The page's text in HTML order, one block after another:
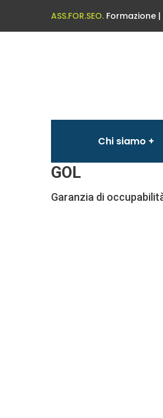
ASS.FOR.SEO. Formazione
Chi siamo
PROGETTI AFS
GOL
Garanzia di